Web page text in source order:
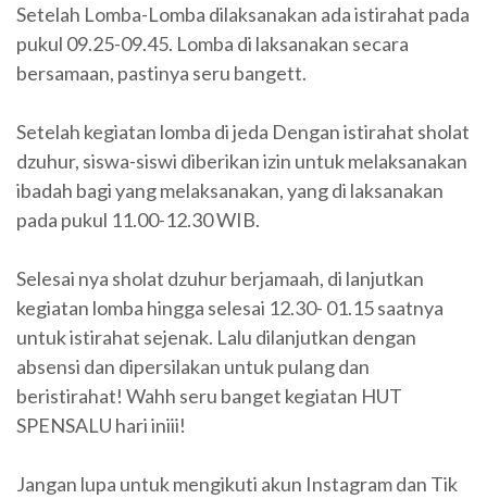
Setelah Lomba-Lomba dilaksanakan ada istirahat pada
pukul 09.25-09.45. Lomba di laksanakan secara
bersamaan, pastinya seru bangett.
Setelah kegiatan lomba di jeda Dengan istirahat sholat
dzuhur, siswa-siswi diberikan izin untuk melaksanakan
ibadah bagi yang melaksanakan, yang di laksanakan
pada pukul 11.00-12.30 WIB.
Selesai nya sholat dzuhur berjamaah, di lanjutkan
kegiatan lomba hingga selesai 12.30- 01.15 saatnya
untuk istirahat sejenak. Lalu dilanjutkan dengan
absensi dan dipersilakan untuk pulang dan
beristirahat! Wahh seru banget kegiatan HUT
SPENSALU hari iniii!
Jangan lupa untuk mengikuti akun Instagram dan Tik